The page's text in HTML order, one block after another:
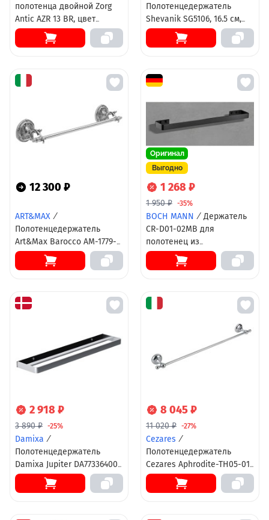
полотенца двойной Zorg
Antic AZR 13 BR, цвет
бронза, 64.9 см
Полотенцедержатель
Shevanik SG5106, 16.5 см,
цвет хром
12 300 ₽
ART&MAX /
Полотенцедержатель
Art&Max Barocco AM-1779-
Cr 70 см, хром
Оригинал
Выгодно
1 268 ₽
1 950 ₽ -35%
BOCH MANN / Держатель
CR-D01-02MB для
полотенец из
нержавеющей стали BOCH
MANN (590х30х75), цвет
2 918 ₽
3 890 ₽ -25%
Damixa /
Полотенцедержатель
Damixa Jupiter DA77336400
двойной 60 см, хром,
черный матовый
8 045 ₽
11 020 ₽ -27%
Cezares /
Полотенцедержатель
Cezares Aphrodite-TH05-01-
M, 40 см, хром